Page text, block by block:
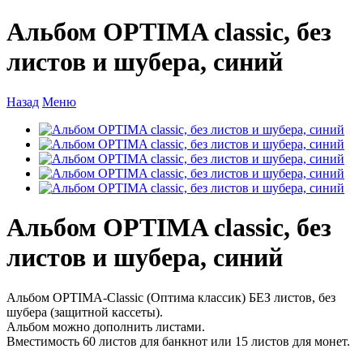
Альбом OPTIMA classic, без
листов и шубера, синий
Назад Меню
Альбом OPTIMA classic, без
листов и шубера, синий
Альбом OPTIMA-Classic (Оптима классик) БЕЗ листов, без
шубера (защитной кассеты).
Альбом можно дополнить листами.
Вместимость 60 листов для банкнот или 15 листов для монет.